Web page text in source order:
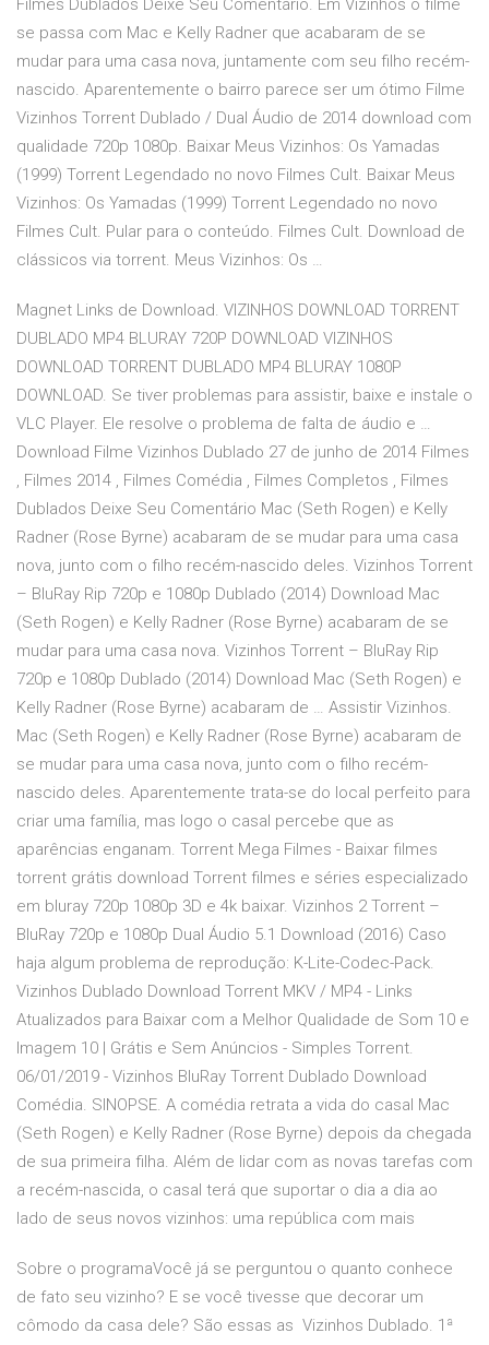
Filmes Dublados Deixe Seu Comentário. Em Vizinhos o filme
se passa com Mac e Kelly Radner que acabaram de se
mudar para uma casa nova, juntamente com seu filho recém-
nascido. Aparentemente o bairro parece ser um ótimo Filme
Vizinhos Torrent Dublado / Dual Áudio de 2014 download com
qualidade 720p 1080p. Baixar Meus Vizinhos: Os Yamadas
(1999) Torrent Legendado no novo Filmes Cult. Baixar Meus
Vizinhos: Os Yamadas (1999) Torrent Legendado no novo
Filmes Cult. Pular para o conteúdo. Filmes Cult. Download de
clássicos via torrent. Meus Vizinhos: Os …
Magnet Links de Download. VIZINHOS DOWNLOAD TORRENT
DUBLADO MP4 BLURAY 720P DOWNLOAD VIZINHOS
DOWNLOAD TORRENT DUBLADO MP4 BLURAY 1080P
DOWNLOAD. Se tiver problemas para assistir, baixe e instale o
VLC Player. Ele resolve o problema de falta de áudio e …
Download Filme Vizinhos Dublado 27 de junho de 2014 Filmes
, Filmes 2014 , Filmes Comédia , Filmes Completos , Filmes
Dublados Deixe Seu Comentário Mac (Seth Rogen) e Kelly
Radner (Rose Byrne) acabaram de se mudar para uma casa
nova, junto com o filho recém-nascido deles. Vizinhos Torrent
– BluRay Rip 720p e 1080p Dublado (2014) Download Mac
(Seth Rogen) e Kelly Radner (Rose Byrne) acabaram de se
mudar para uma casa nova. Vizinhos Torrent – BluRay Rip
720p e 1080p Dublado (2014) Download Mac (Seth Rogen) e
Kelly Radner (Rose Byrne) acabaram de … Assistir Vizinhos.
Mac (Seth Rogen) e Kelly Radner (Rose Byrne) acabaram de
se mudar para uma casa nova, junto com o filho recém-
nascido deles. Aparentemente trata-se do local perfeito para
criar uma família, mas logo o casal percebe que as
aparências enganam. Torrent Mega Filmes - Baixar filmes
torrent grátis download Torrent filmes e séries especializado
em bluray 720p 1080p 3D e 4k baixar. Vizinhos 2 Torrent –
BluRay 720p e 1080p Dual Áudio 5.1 Download (2016) Caso
haja algum problema de reprodução: K-Lite-Codec-Pack.
Vizinhos Dublado Download Torrent MKV / MP4 - Links
Atualizados para Baixar com a Melhor Qualidade de Som 10 e
Imagem 10 | Grátis e Sem Anúncios - Simples Torrent.
06/01/2019 - Vizinhos BluRay Torrent Dublado Download
Comédia. SINOPSE. A comédia retrata a vida do casal Mac
(Seth Rogen) e Kelly Radner (Rose Byrne) depois da chegada
de sua primeira filha. Além de lidar com as novas tarefas com
a recém-nascida, o casal terá que suportar o dia a dia ao
lado de seus novos vizinhos: uma república com mais
Sobre o programaVocê já se perguntou o quanto conhece
de fato seu vizinho? E se você tivesse que decorar um
cômodo da casa dele? São essas as Vizinhos Dublado. 1ª